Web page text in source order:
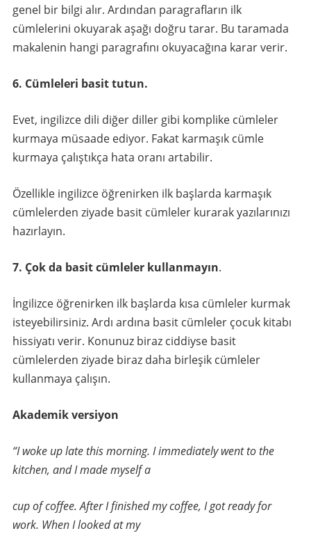
genel bir bilgi alır. Ardından paragrafların ilk
cümlelerini okuyarak aşağı doğru tarar. Bu taramada
makalenin hangi paragrafını okuyacağına karar verir.
6. Cümleleri basit tutun.
Evet, ingilizce dili diğer diller gibi komplike cümleler
kurmaya müsaade ediyor. Fakat karmaşık cümle
kurmaya çalıştıkça hata oranı artabilir.
Özellikle ingilizce öğrenirken ilk başlarda karmaşık
cümlelerden ziyade basit cümleler kurarak yazılarınızı
hazırlayın.
7. Çok da basit cümleler kullanmayın.
İngilizce öğrenirken ilk başlarda kısa cümleler kurmak
isteyebilirsiniz. Ardı ardına basit cümleler çocuk kitabı
hissiyatı verir. Konunuz biraz ciddiyse basit
cümlelerden ziyade biraz daha birleşik cümleler
kullanmaya çalışın.
Akademik versiyon
“I woke up late this morning. I immediately went to the
kitchen, and I made myself a
cup of coffee. After I finished my coffee, I got ready for
work. When I looked at my